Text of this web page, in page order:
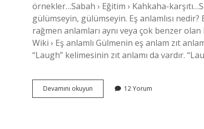
örnekler…Sabah › Eğitim › Kahkaha-
gülümseyin, gülümseyin. Eş anlamlısı nedir?
rağmen anlamları aynı veya çok benzer olan
Wiki › Eş anlamlı Gülmenin eş anlam zıt
“Laugh” kelimesinin zıt anlamı da vardır.
Devamını okuyun
Eş
12 Yorum